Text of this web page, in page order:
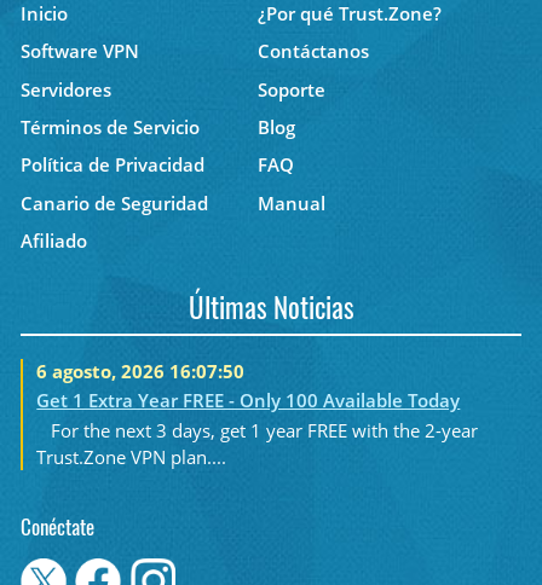
Inicio
¿Por qué Trust.Zone?
Software VPN
Contáctanos
Servidores
Soporte
Términos de Servicio
Blog
Política de Privacidad
FAQ
Canario de Seguridad
Manual
Afiliado
Últimas Noticias
6 agosto, 2026 16:07:50
Get 1 Extra Year FREE - Only 100 Available Today
For the next 3 days, get 1 year FREE with the 2-year
Trust.Zone VPN plan....
Conéctate